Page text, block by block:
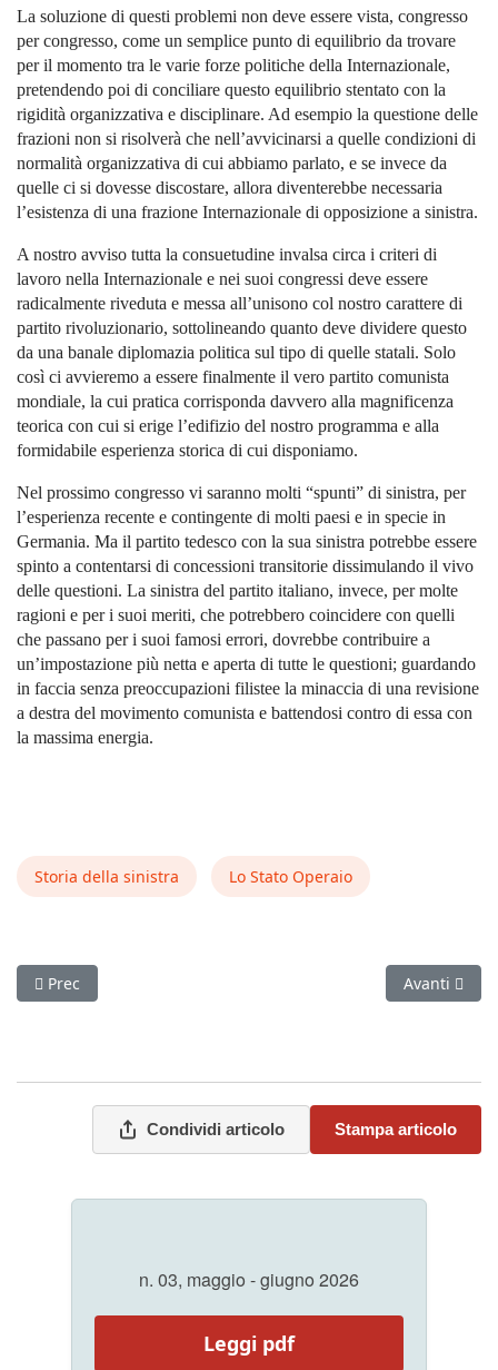
La soluzione di questi problemi non deve essere vista, congresso
per congresso, come un semplice punto di equilibrio da trovare
per il momento tra le varie forze politiche della Internazionale,
pretendendo poi di conciliare questo equilibrio stentato con la
rigidità organizzativa e disciplinare. Ad esempio la questione delle
frazioni non si risolverà che nell’avvicinarsi a quelle condizioni di
normalità organizzativa di cui abbiamo parlato, e se invece da
quelle ci si dovesse discostare, allora diventerebbe necessaria
l’esistenza di una frazione Internazionale di opposizione a sinistra.
A nostro avviso tutta la consuetudine invalsa circa i criteri di
lavoro nella Internazionale e nei suoi congressi deve essere
radicalmente riveduta e messa all’unisono col nostro carattere di
partito rivoluzionario, sottolineando quanto deve dividere questo
da una banale diplomazia politica sul tipo di quelle statali. Solo
così ci avvieremo a essere finalmente il vero partito comunista
mondiale, la cui pratica corrisponda davvero alla magnificenza
teorica con cui si erige l’edifizio del nostro programma e alla
formidabile esperienza storica di cui disponiamo.
Nel prossimo congresso vi saranno molti “spunti” di sinistra, per
l’esperienza recente e contingente di molti paesi e in specie in
Germania. Ma il partito tedesco con la sua sinistra potrebbe essere
spinto a contentarsi di concessioni transitorie dissimulando il vivo
delle questioni. La sinistra del partito italiano, invece, per molte
ragioni e per i suoi meriti, che potrebbero coincidere con quelli
che passano per i suoi famosi errori, dovrebbe contribuire a
un’impostazione più netta e aperta di tutte le questioni; guardando
in faccia senza preoccupazioni filistee la minaccia di una revisione
a destra del movimento comunista e battendosi contro di essa con
la massima energia.
Storia della sinistra Lo Stato Operaio
Articolo precedente: La discussione sulla tattica e sulla
Prec Articolo
Avanti
Condividi articolo Stampa articolo
n. 03, maggio - giugno 2026
Leggi pdf